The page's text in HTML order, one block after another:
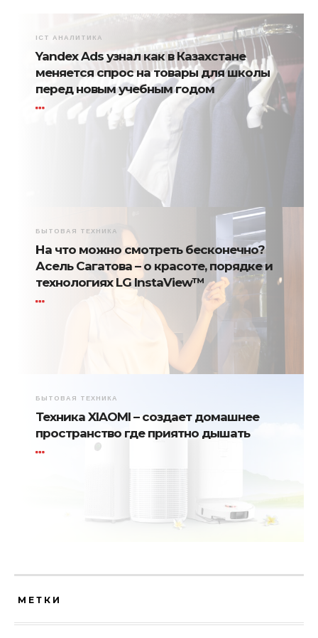
ICT АНАЛИТИКА
Yandex Ads узнал как в Казахстане
меняется спрос на товары для школы
перед новым учебным годом
БЫТОВАЯ ТЕХНИКА
На что можно смотреть бесконечно?
Асель Сагатова – о красоте, порядке и
технологиях LG InstaView™
БЫТОВАЯ ТЕХНИКА
Техника XIAOMI – создает домашнее
пространство где приятно дышать
МЕТКИ